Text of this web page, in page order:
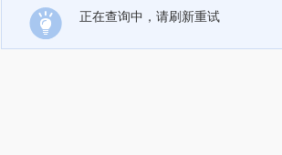
正在查询中，请刷新重试